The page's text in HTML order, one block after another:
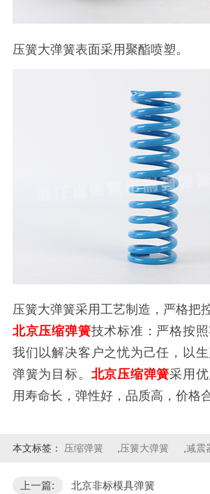
压簧大弹簧表面采用聚酯喷塑。
压簧大弹簧采用工艺制造，严格把
北京压缩弹簧技术标准：严格按照
我们以解决客户之忧为己任，以
弹簧为目标。 北京压缩弹簧采用
用寿命长，弹性好，品质高，价格
本文标签： 压缩弹簧 压簧大弹簧 减震
上一篇: 北京非标模具弹簧